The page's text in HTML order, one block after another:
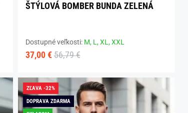
ŠTÝLOVÁ BOMBER BUNDA ZELENÁ
Dostupné veľkosti: M, L,XL,XXL
37,00 € 56,79 €
ZĽAVA -32%
DOPRAVA ZDARMA